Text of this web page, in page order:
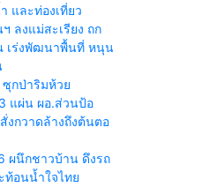
และท่องเที่ยว
ลงแม่สะเรียง ถก
เร่งพัฒนาพื้นที่ หนุน
กป่าริมห้วย
แผ่น ผอ.ส่วนป้อ
งกวาดล้างถึงต้นตอ
ผนึกชาวบ้าน ดึงรถ
ท้อนน้ำใจไทย